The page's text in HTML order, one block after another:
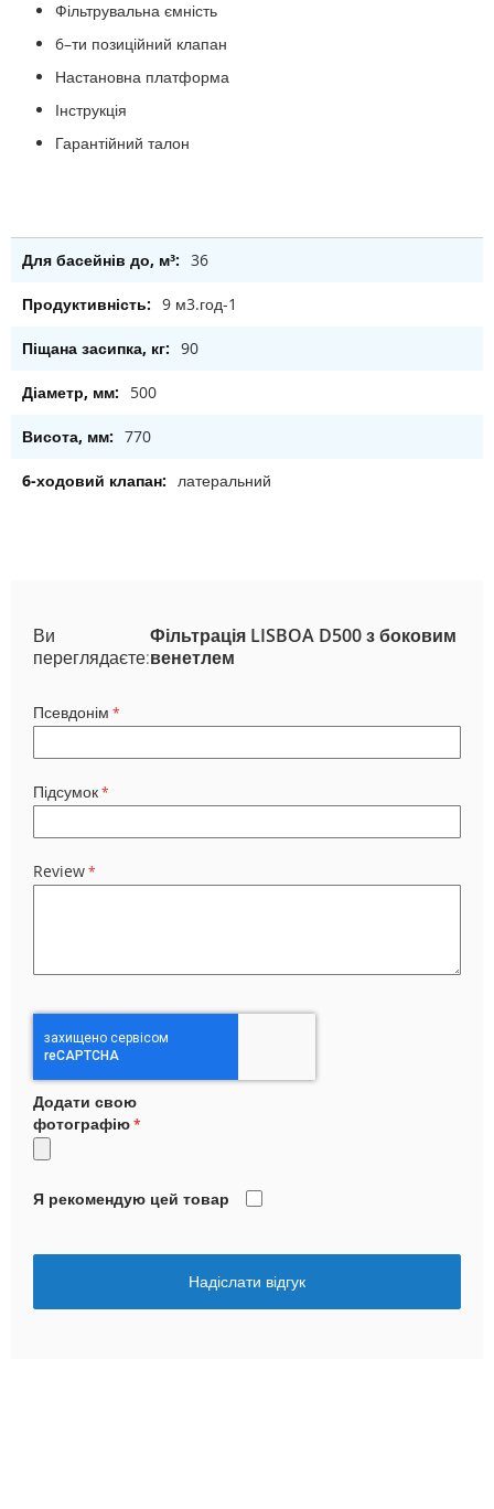
Фільтрувальна ємність
6–ти позиційний клапан
Настановна платформа
Інструкція
Гарантійний талон
36
9 м3.год-1
90
500
770
латеральний
Ви
переглядаєте:
Фільтрація LISBOA D500 з боковим
венетлем
Псевдонім
Підсумок
Review
Додати свою
фотографію
Я рекомендую цей товар
Надіслати відгук